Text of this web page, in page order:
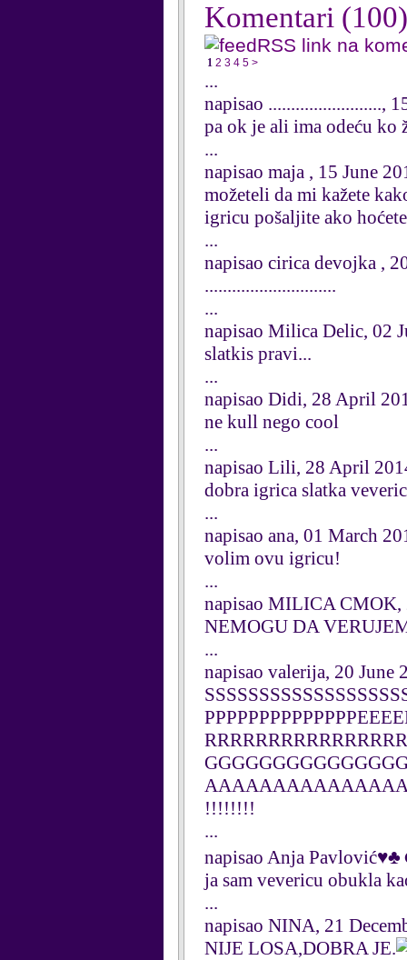
Komentari (100)
RSS link na
1 2 3 4 5 >
...
napisao .........................,
pa ok je ali ima odeću ko
...
napisao maja , 15 June
možeteli da mi kažete
igricu pošaljite ako
...
napisao cirica devojka ,
.............................
...
napisao Milica Delic, 02
slatkis pravi...
...
napisao Didi, 28 April
ne kull nego cool
...
napisao Lili, 28 April
dobra igrica slatka
...
napisao ana, 01 March
volim ovu igricu!
...
napisao MILICA CMOK,
NEMOGU DA
...
napisao valerija, 20 June
!!!!!!!!
...
napisao Anja
ja sam vevericu obukla
...
napisao NINA, 21
NIJE LOSA,DOBRA JE.